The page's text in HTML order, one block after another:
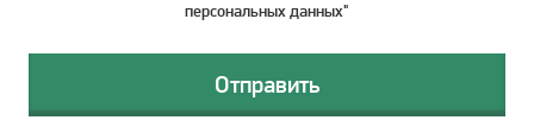
персональных данных"